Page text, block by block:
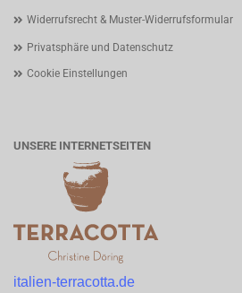
Widerrufsrecht & Muster-Widerrufsformular
Privatsphäre und Datenschutz
Cookie Einstellungen
UNSERE INTERNETSEITEN
italien-terracotta.de